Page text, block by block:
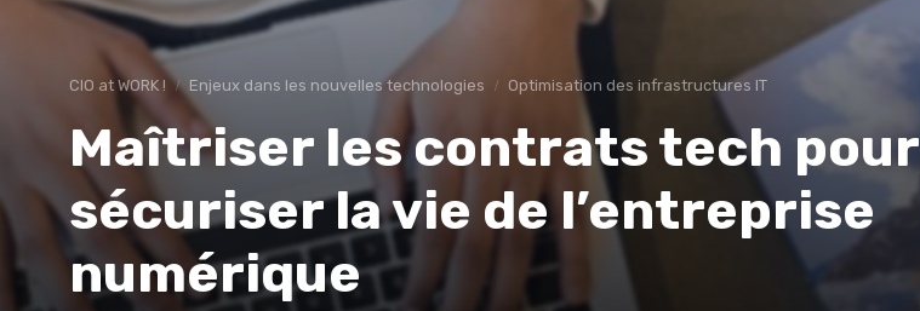
CIO at WORK ! Enjeux dans les nouvelles technologies Optimisation des infrastructures IT
Maîtriser les contrats tech pour
sécuriser la vie de l’entreprise
numérique